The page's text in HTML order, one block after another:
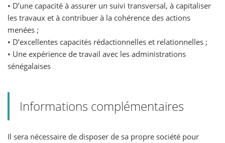
• D’une capacité à assurer un suivi transversal, à capitaliser
les travaux et à contribuer à la cohérence des actions
menées ;
• D’excellentes capacités rédactionnelles et relationnelles ;
• Une expérience de travail avec les administrations
sénégalaises
Informations complémentaires
Il sera nécessaire de disposer de sa propre société pour